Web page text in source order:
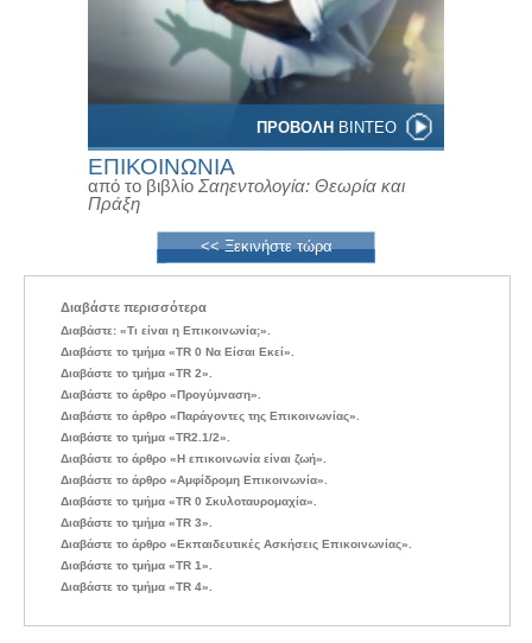
ΠΡΟΒΟΛΗ ΒΙΝΤΕΟ
ΕΠΙΚΟΙΝΩΝΙΑ
από το βιβλίο Σαηεντολογία: Θεωρία και
Πράξη
<< Ξεκινήστε τώρα
Διαβάστε περισσότερα
Διαβάστε: «Τι είναι η Επικοινωνία;».
Διαβάστε το τμήμα «TR 0 Να Είσαι Εκεί».
Διαβάστε το τμήμα «TR 2».
Διαβάστε το άρθρο «Προγύμναση».
Διαβάστε το άρθρο «Παράγοντες της Επικοινωνίας».
Διαβάστε το τμήμα «TR2.1/2».
Διαβάστε το άρθρο «Η επικοινωνία είναι ζωή».
Διαβάστε το άρθρο «Αμφίδρομη Επικοινωνία».
Διαβάστε το τμήμα «TR 0 Σκυλοταυρομαχία».
Διαβάστε το τμήμα «TR 3».
Διαβάστε το άρθρο «Εκπαιδευτικές Ασκήσεις Επικοινωνίας».
Διαβάστε το τμήμα «TR 1».
Διαβάστε το τμήμα «TR 4».